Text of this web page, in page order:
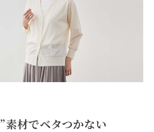
素材でベタつかない